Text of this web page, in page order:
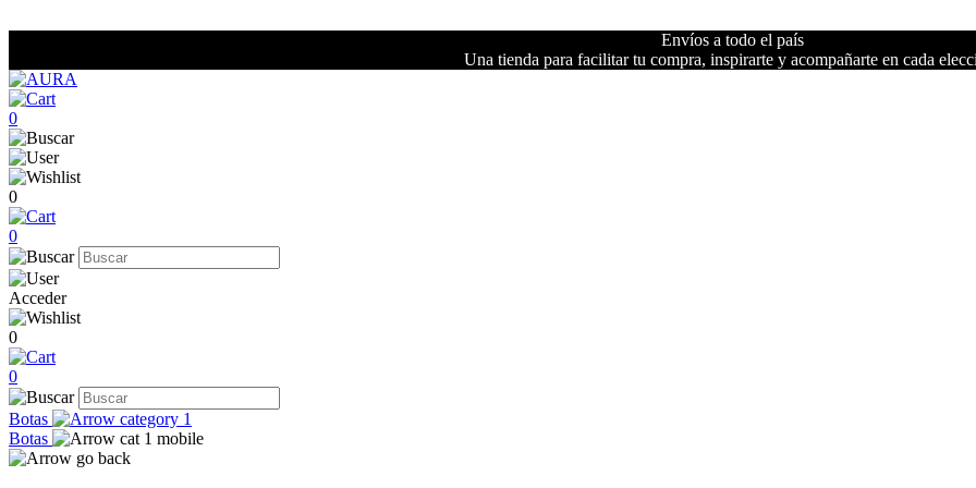
Envíos a todo el país
Una tienda para facilitar tu compra, inspirarte y acompañarte en cada
0
0
0
Acceder
0
0
Botas
Botas